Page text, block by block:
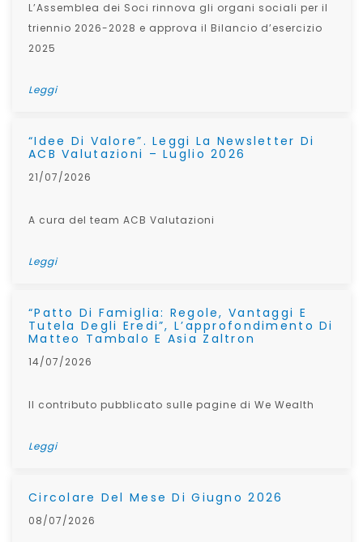
L’Assemblea dei Soci rinnova gli organi sociali per il
triennio 2026-2028 e approva il Bilancio d’esercizio
2025
Leggi
“Idee Di Valore”. Leggi La Newsletter Di
ACB Valutazioni – Luglio 2026
21/07/2026
A cura del team ACB Valutazioni
Leggi
“Patto Di Famiglia: Regole, Vantaggi E
Tutela Degli Eredi”, L’approfondimento Di
Matteo Tambalo E Asia Zaltron
14/07/2026
Il contributo pubblicato sulle pagine di We Wealth
Leggi
Circolare Del Mese Di Giugno 2026
08/07/2026